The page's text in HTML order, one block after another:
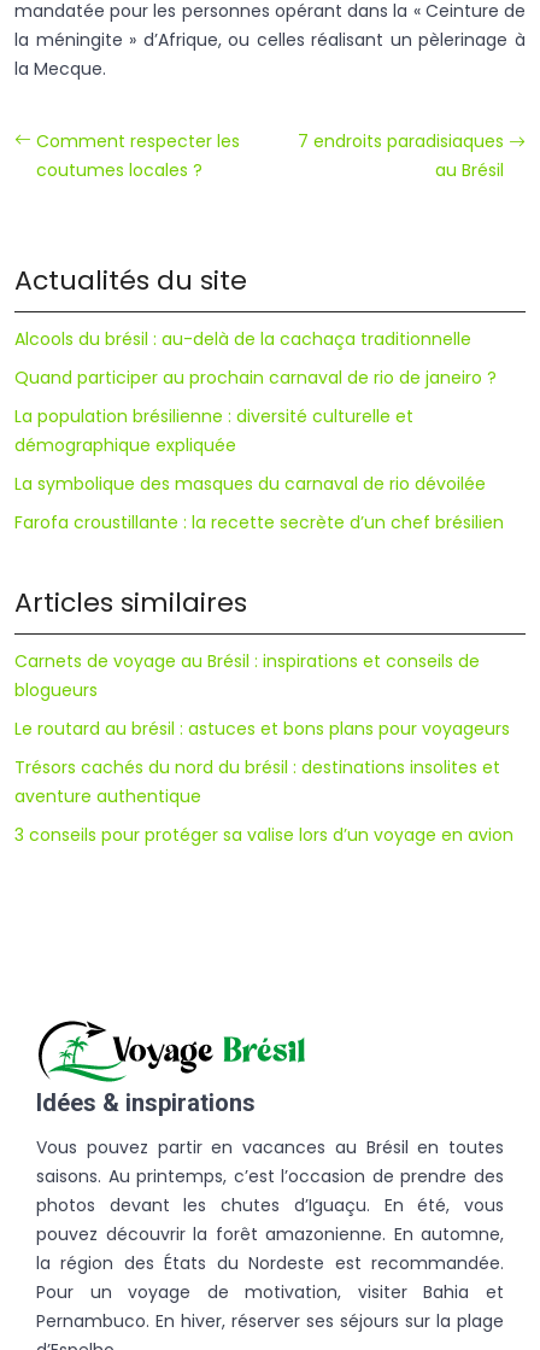
mandatée pour les personnes opérant dans la « Ceinture de
la méningite » d’Afrique, ou celles réalisant un pèlerinage à
la Mecque.
Comment respecter les
coutumes locales ?
7 endroits paradisiaques
au Brésil
Actualités du site
Alcools du brésil : au-delà de la cachaça traditionnelle
Quand participer au prochain carnaval de rio de janeiro ?
La population brésilienne : diversité culturelle et
démographique expliquée
La symbolique des masques du carnaval de rio dévoilée
Farofa croustillante : la recette secrète d’un chef brésilien
Articles similaires
Carnets de voyage au Brésil : inspirations et conseils de
blogueurs
Le routard au brésil : astuces et bons plans pour voyageurs
Trésors cachés du nord du brésil : destinations insolites et
aventure authentique
3 conseils pour protéger sa valise lors d’un voyage en avion
Idées & inspirations
Vous pouvez partir en vacances au Brésil en toutes
saisons. Au printemps, c’est l’occasion de prendre des
photos devant les chutes d’Iguaçu. En été, vous
pouvez découvrir la forêt amazonienne. En automne,
la région des États du Nordeste est recommandée.
Pour un voyage de motivation, visiter Bahia et
Pernambuco. En hiver, réserver ses séjours sur la plage